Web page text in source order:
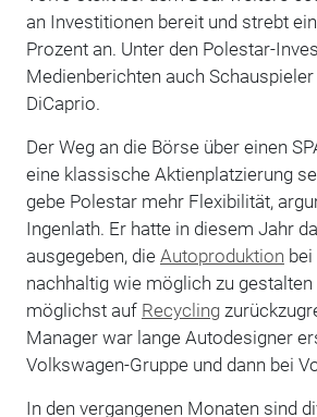
an Investitionen bereit und strebt
Prozent an. Unter den Polestar-
Medienberichten auch
DiCaprio.
Der Weg an die Börse über einen
eine klassische Aktienplatzierung
gebe Polestar mehr Flexibilität,
Ingenlath. Er hatte in diesem Jahr
ausgegeben, die Autoproduktion
nachhaltig wie möglich zu
möglichst auf Recycling
Manager war lange Autodesigner
Volkswagen-Gruppe und dann bei
In den vergangenen Monaten sind